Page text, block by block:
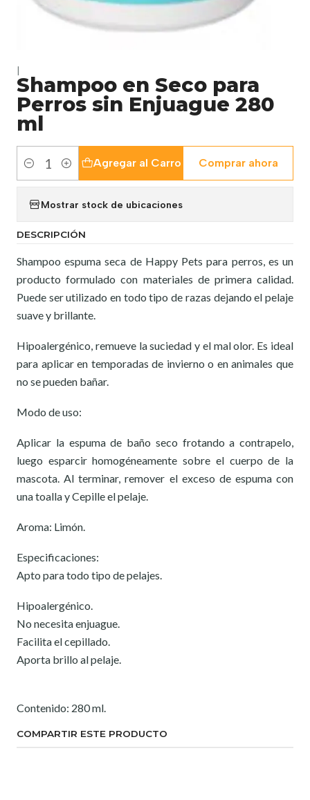
Shampoo en Seco para
Perros sin Enjuague 280
ml
Cantidad
Agregar al Carro Comprar ahora
Mostrar stock de ubicaciones
DESCRIPCIÓN
Shampoo espuma seca de Happy Pets para perros, es un
producto formulado con materiales de primera calidad.
Puede ser utilizado en todo tipo de razas dejando el pelaje
suave y brillante.
Hipoalergénico, remueve la suciedad y el mal olor. Es ideal
para aplicar en temporadas de invierno o en animales que
no se pueden bañar.
Modo de uso:
Aplicar la espuma de baño seco frotando a contrapelo,
luego esparcir homogéneamente sobre el cuerpo de la
mascota. Al terminar, remover el exceso de espuma con
una toalla y Cepille el pelaje.
Aroma: Limón.
Especificaciones:
Apto para todo tipo de pelajes.
Hipoalergénico.
No necesita enjuague.
Facilita el cepillado.
Aporta brillo al pelaje.
Contenido: 280 ml.
COMPARTIR ESTE PRODUCTO